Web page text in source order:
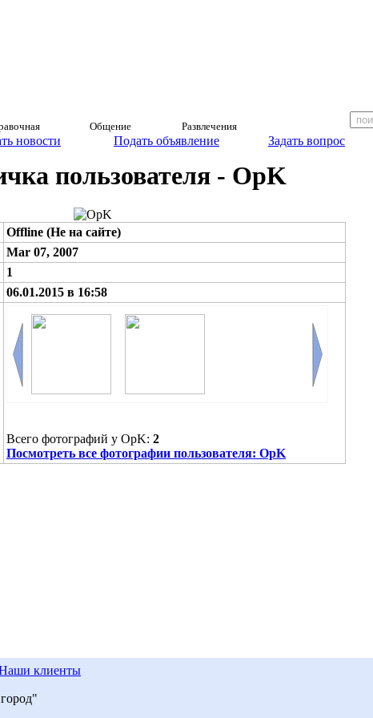
Общение Развлечения
новости Подать объявление Задать вопрос
пользователя - OpK
Offline (Не на сайте)
Mar 07, 2007
1
06.01.2015 в 16:58
Всего фотографий у OpK: 2
Посмотреть все фотографии пользователя: OpK
клиенты